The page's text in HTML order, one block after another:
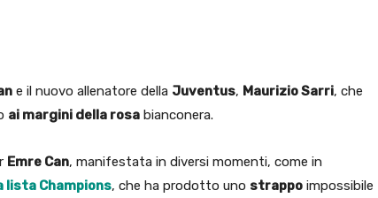
e il nuovo allenatore della Juventus, Maurizio Sarri, che
ai margini della rosa bianconera.
Emre Can, manifestata in diversi momenti, come in
lista Champions, che ha prodotto uno strappo impossibile